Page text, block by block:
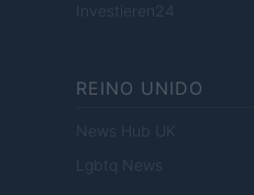
Investieren24
REINO UNIDO
News Hub UK
Lgbtq News